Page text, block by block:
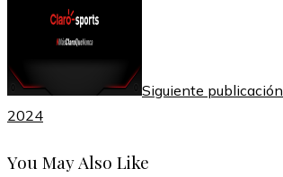
Siguiente publicación
2024
You May Also Like